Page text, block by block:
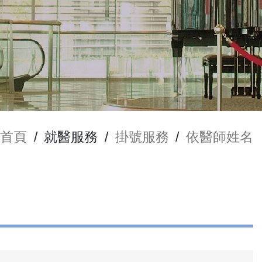
首頁 / 就醫服務 / 掛號服務 / 依醫師姓名